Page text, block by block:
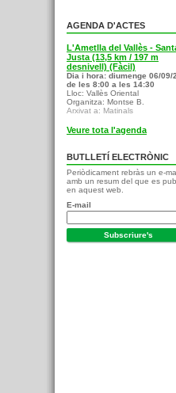
AGENDA D'ACTES
L'Ametlla del Vallès -
Justa (13,5 km / 197 m
desnivell) (Fàcil)
Dia i hora: diumenge 06/09/
de les 8:00 a les 14:30
Lloc: Vallès Oriental
Organitza: Montse B.
Arxivat a: Matinals
Veure tota l'agenda
BUTLLETÍ ELECTRÒNIC
Periòdicament rebràs un e-
amb un resum del que es
en aquest web.
E-mail